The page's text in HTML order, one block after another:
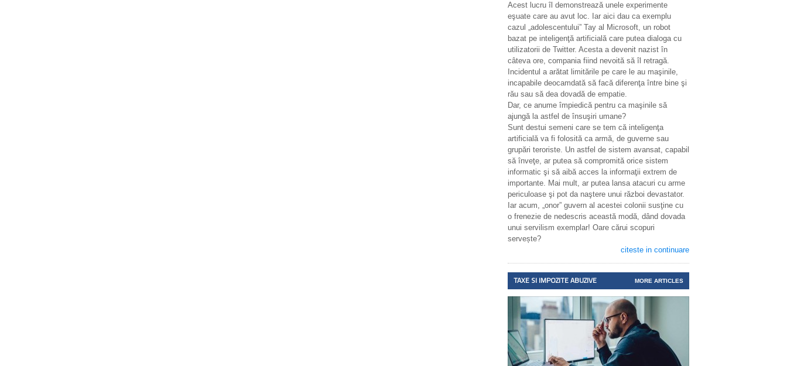
Acest lucru îl demonstrează unele experimente
eşuate care au avut loc. Iar aici dau ca exemplu
cazul „adolescentului” Tay al Microsoft, un robot
bazat pe inteligenţă artificială care putea dialoga cu
utilizatorii de Twitter. Acesta a devenit nazist în
câteva ore, compania fiind nevoită să îl retragă.
Incidentul a arătat limitările pe care le au maşinile,
incapabile deocamdată să facă diferenţa între bine şi
rău sau să dea dovadă de empatie.
Dar, ce anume împiedică pentru ca maşinile să
ajungă la astfel de însuşiri umane?
Sunt destui semeni care se tem că inteligenţa
artificială va fi folosită ca armă, de guverne sau
grupări teroriste. Un astfel de sistem avansat, capabil
să înveţe, ar putea să compromită orice sistem
informatic şi să aibă acces la informaţii extrem de
importante. Mai mult, ar putea lansa atacuri cu arme
periculoase şi pot da naştere unui război devastator.
Iar acum, „onor” guvern al acestei colonii susţine cu
o frenezie de nedescris această modă, dând dovada
unui servilism exemplar! Oare cărui scopuri
servește?
citeste in continuare
TAXE SI IMPOZITE ABUZIVE MORE ARTICLES